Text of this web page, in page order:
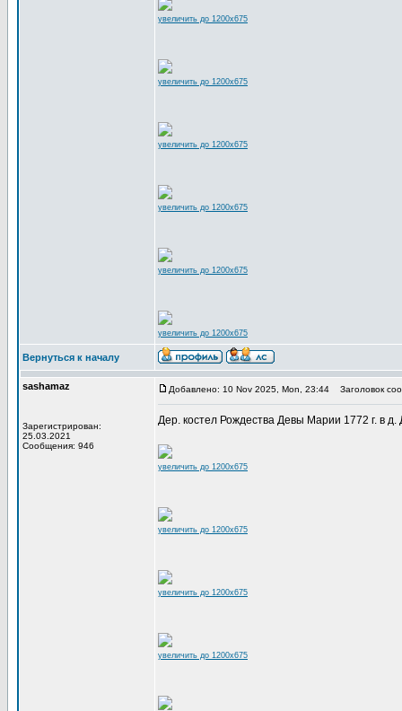
увеличить до 1200x675
увеличить до 1200x675
увеличить до 1200x675
увеличить до 1200x675
увеличить до 1200x675
увеличить до 1200x675
Вернуться к началу
sashamaz
Зарегистрирован:
25.03.2021
Сообщения: 946
Добавлено: 10 Nov 2025, Mon, 23:44 Заголовок
Дер. костел Рождества Девы Марии 1772 г. в д.
увеличить до 1200x675
увеличить до 1200x675
увеличить до 1200x675
увеличить до 1200x675